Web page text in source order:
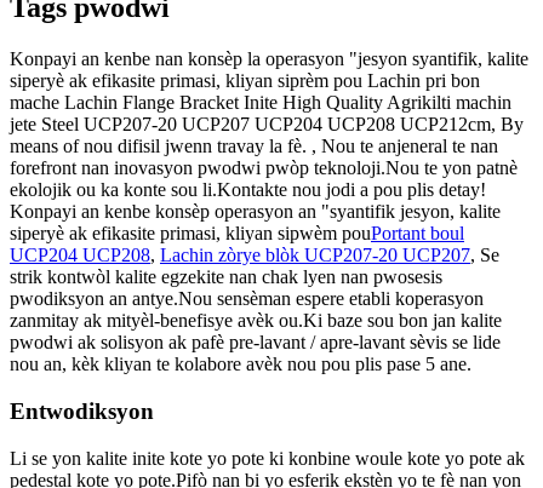
Tags pwodwi
Konpayi an kenbe nan konsèp la operasyon "jesyon syantifik, kalite
siperyè ak efikasite primasi, kliyan siprèm pou Lachin pri bon
mache Lachin Flange Bracket Inite High Quality Agrikilti machin
jete Steel UCP207-20 UCP207 UCP204 UCP208 UCP212cm, By
means of nou difisil jwenn travay la fè. , Nou te anjeneral te nan
forefront nan inovasyon pwodwi pwòp teknoloji.Nou te yon patnè
ekolojik ou ka konte sou li.Kontakte nou jodi a pou plis detay!
Konpayi an kenbe konsèp operasyon an "syantifik jesyon, kalite
siperyè ak efikasite primasi, kliyan sipwèm pouPortant boul
UCP204 UCP208, Lachin zòrye blòk UCP207-20 UCP207, Se
strik kontwòl kalite egzekite nan chak lyen nan pwosesis
pwodiksyon an antye.Nou sensèman espere etabli koperasyon
zanmitay ak mityèl-benefisye avèk ou.Ki baze sou bon jan kalite
pwodwi ak solisyon ak pafè pre-lavant / apre-lavant sèvis se lide
nou an, kèk kliyan te kolabore avèk nou pou plis pase 5 ane.
Entwodiksyon
Li se yon kalite inite kote yo pote ki konbine woule kote yo pote ak
pedestal kote yo pote.Pifò nan bi yo esferik ekstèn yo te fè nan yon